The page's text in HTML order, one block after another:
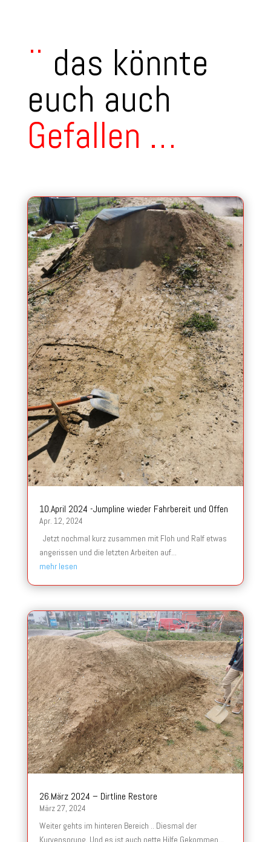
¨ das könnte
euch auch
Gefallen …
10.April 2024 -Jumpline wieder Fahrbereit und Offen
Apr. 12, 2024
Jetzt nochmal kurz zusammen mit Floh und Ralf etwas
angerissen und die letzten Arbeiten auf...
mehr lesen
26.März 2024 – Dirtline Restore
März 27, 2024
Weiter gehts im hinteren Bereich .. Diesmal der
Kurvensprung. Und es ist auch nette Hilfe Gekommen...